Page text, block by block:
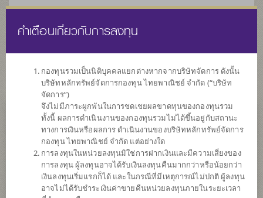
หน้าแรก รายการกองทุน ข้อมูลกองทุน
ค้นหากองทุนดีๆ กับ scbam
คำเตือนเกี่ยวกับการลงทุน
กองทุนรวมเป็นนิติบุคคลแยกต่างหากจากบริษัทจัดการ ดังนั้น
บริษัทหลักทรัพย์จัดการกองทุน ไทยพาณิชย์ จำกัด (“บริษัท
จัดการ”)
จึงไม่มีภาระผูกพันในการชดเชยผลขาดทุนของกองทุนรวม
ทั้งนี้ ผลการดำเนินงานของกองทุนรวมไม่ได้ขึ้นอยู่กับสถานะ
ทางการเงินหรือผลการ ดำเนินงานของบริษัทหลักทรัพย์จัดการ
กองทุน ไทยพาณิชย์ จำกัด แต่อย่างใด
การลงทุนในหน่วยลงทุนมิใช่การฝากเงินและมีความเสี่ยงของ
การลงทุน ผู้ลงทุนอาจได้รับเงินลงทุนคืนมากกว่าหรือน้อยกว่า
เงินลงทุนเริ่มแรกก็ได้ และในกรณีที่มีเหตุการณ์ไม่ปกติ ผู้ลงทุน
อาจไม่ได้รับชำระเงินค่าขายคืนหน่วยลงทุนภายในระยะเวลา